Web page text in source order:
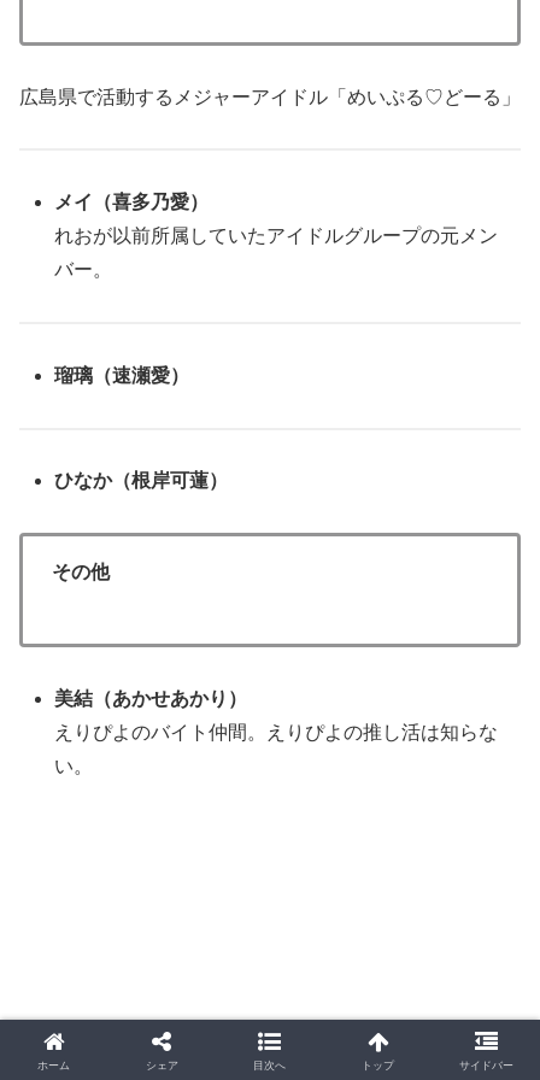
広島県で活動するメジャーアイドル「めいぷる♡どーる」
メイ（喜多乃愛）
れおが以前所属していたアイドルグループの元メン
バー。
瑠璃（速瀬愛）
ひなか（根岸可蓮）
その他
美結 （あかせあかり ）
えりぴよのバイト仲間。えりぴよの推し活は知らな
い。
ホーム シェア 目次へ トップ サイドバー